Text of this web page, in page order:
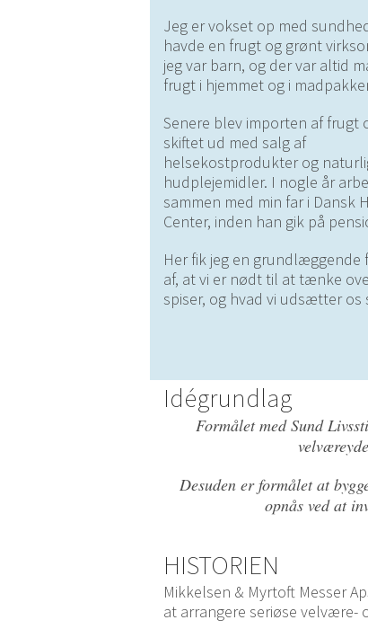
Jeg er vokset op med
havde en frugt og grønt
jeg var barn, og der var altid
frugt i hjemmet og i
Senere blev importen af frugt
skiftet ud med salg af
helsekostprodukter og
hudplejemidler. I nogle år
sammen med min far i Dansk
Center, inden han gik på
Her fik jeg en grundlæggende
af, at vi er nødt til at tænke
spiser, og hvad vi udsætter os
Idégrundlag
Formålet med Sund
Desuden er formålet at
opnås ved at
HISTORIEN
Mikkelsen & Myrtoft Messer
at arrangere seriøse velvære-